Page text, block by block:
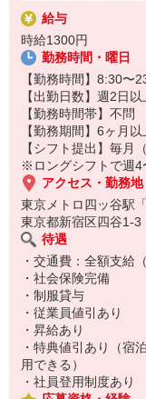
■チキンの調理
こだわりの詰まった
ひとつひとつ丁寧に粉
カンタンな作業なので
作業については丁寧に
給与
時給1300円
勤務時間・曜日
【勤務時間】8:30〜
【出勤日数】週2日以
【勤務時間帯】不問
【勤務期間】6ヶ月以
【シフト提出】毎月
※ロングシフトで週4
アクセス・勤務地
東京メトロ四ッ谷駅
東京都新宿区四谷1-3
待遇
・交通費：全額支給
・社会保険完備
・制服貸与
・従業員値引あり
・昇給あり
・特典値引あり（宿
用できる）
・社員登用制度あり